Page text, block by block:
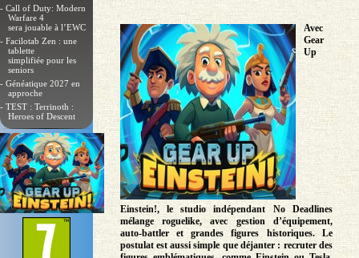
- Call of Duty: Modern
Warfare 4
sera jouable à l’EWC
- Facilotab Zen : une
tablette
simplifiée pour les
seniors
- Généatique 2027 en
approche
- TEST : Terrinoth :
Heroes of Descent
Avec
Gear
Up
Einstein!, le studio indépendant No Deadlines
mélange roguelike, avec gestion d’équipement,
auto‑battler et grandes figures historiques. Le
postulat est aussi simple que déjanter : recruter des